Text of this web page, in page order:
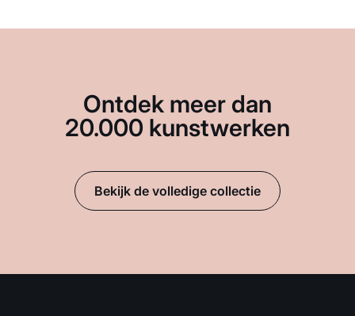
Ontdek meer dan
20.000 kunstwerken
Bekijk de volledige collectie